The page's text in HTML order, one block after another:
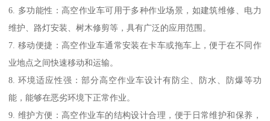
6. 多功能性：高空作业车可用于多种作业场景，如建筑维修、电力
维护、路灯安装、树木修剪等，具有广泛的应用范围。
7. 移动便捷：高空作业车通常安装在卡车或拖车上，便于在不同作
业地点之间快速移动和运输。
8. 环境适应性强：部分高空作业车设计有防尘、防水、防爆等功
能，能够在恶劣环境下正常作业。
9. 维护方便：高空作业车的结构设计合理，便于日常维护和保养，